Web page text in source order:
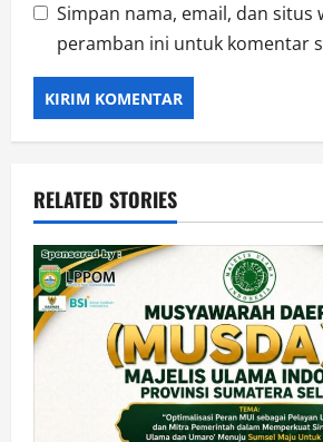
Simpan nama, email, dan situs
peramban ini untuk komentar
RELATED STORIES